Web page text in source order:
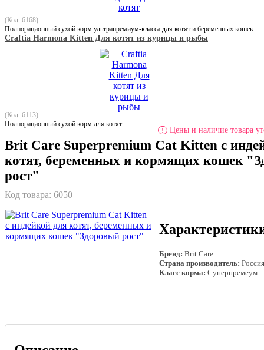
(Код: 6168)
Полнорационный сухой корм ультрапремиум-класса для котят и беременных кошек
Craftia Harmona Kitten Для котят из курицы и рыбы
(Код: 6113)
Полнорационный сухой корм для котят
! Цены и наличие товара
Brit Care Superpremium Cat Kitten с
котят, беременных и кормящих кошек
рост"
Код товара: 6050
Бренд: Brit Care
Страна производитель: Россия
Класс корма: Суперпремеум